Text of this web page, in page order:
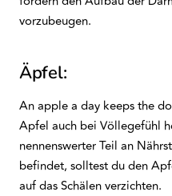
vorzubeugen.
Äpfel:
An apple a day keeps the
Apfel auch bei Völlegefühl
nennenswerter Teil an
befindet, solltest du den
auf das Schälen verzichten.